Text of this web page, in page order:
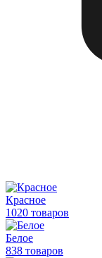
Красное
1020 товаров
Белое
838 товаров